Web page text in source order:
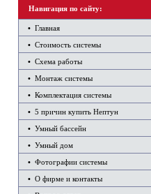
Навигация по сайту:
• Главная
• Стоимость системы
• Схема работы
• Монтаж системы
• Комплектация системы
• 5 причин купить Нептун
• Умный бассейн
• Умный дом
• Фотографии системы
• О фирме и контакты